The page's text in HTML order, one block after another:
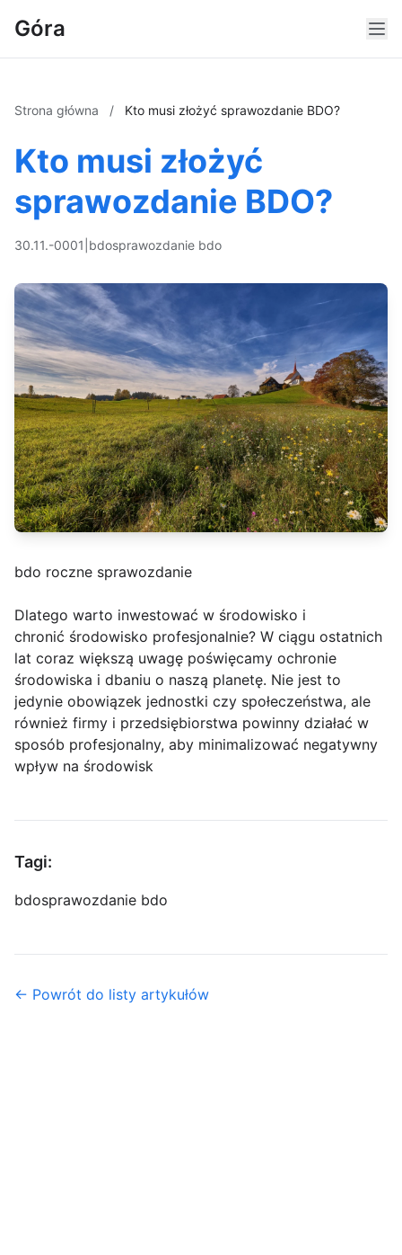
Góra
Strona główna / Kto musi złożyć sprawozdanie BDO?
Kto musi złożyć
sprawozdanie BDO?
30.11.-0001 bdosprawozdanie bdo
bdo roczne sprawozdanie
Dlatego warto inwestować w środowisko i
chronić środowisko profesjonalnie? W ciągu ostatnich
lat coraz większą uwagę poświęcamy ochronie
środowiska i dbaniu o naszą planetę. Nie jest to
jedynie obowiązek jednostki czy społeczeństwa, ale
również firmy i przedsiębiorstwa powinny działać w
sposób profesjonalny, aby minimalizować negatywny
wpływ na środowisk
Tagi:
bdosprawozdanie bdo
← Powrót do listy artykułów